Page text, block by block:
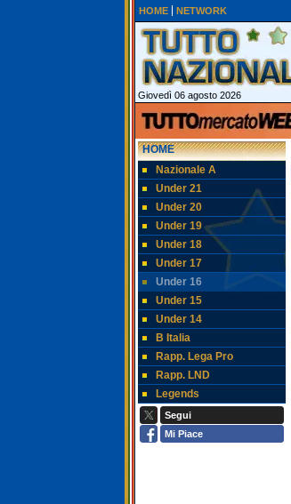
HOME NETWORK
Giovedì 06 agosto 2026
HOME
Nazionale A
Under 21
Under 20
Under 19
Under 18
Under 17
Under 16
Under 15
Under 14
B Italia
Rapp. Lega Pro
Rapp. LND
Legends
Segui
Mi Piace